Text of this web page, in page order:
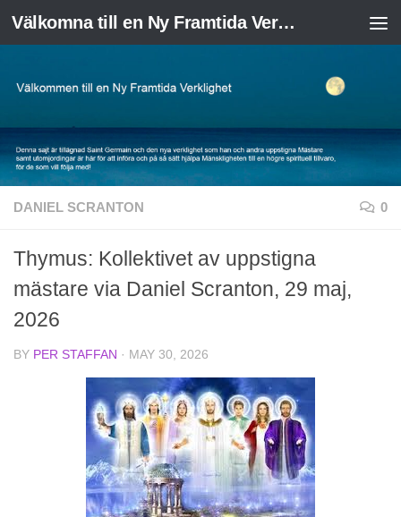
Skip to content Välkomna till en Ny Framtida Verklighet
DANIEL SCRANTON 0
Thymus: Kollektivet av uppstigna
mästare via Daniel Scranton, 29 maj,
2026
BY PER STAFFAN · MAY 30, 2026